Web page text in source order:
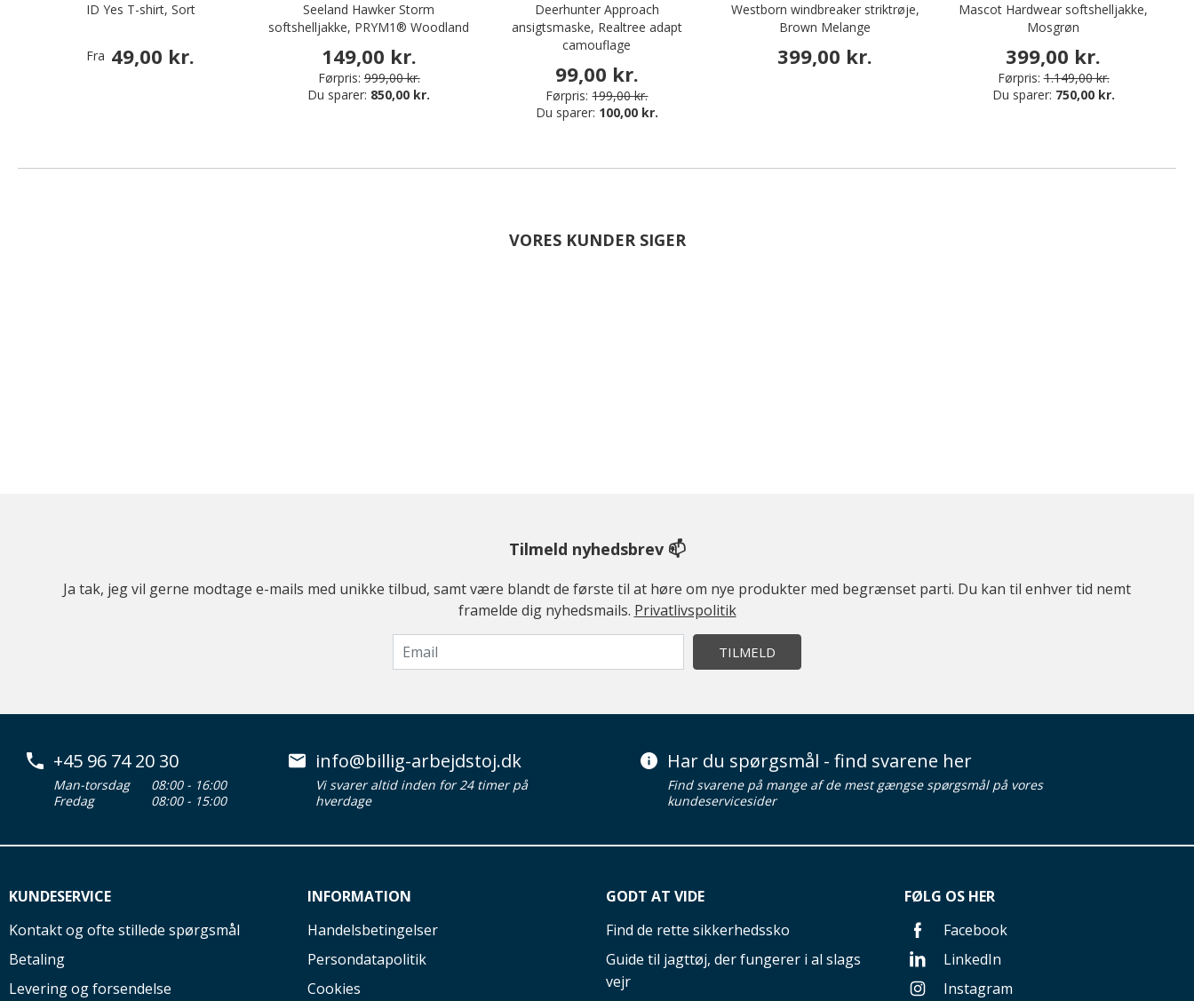
ID Yes T-shirt, Sort
Fra 49,00 kr.
Seeland Hawker Storm
softshelljakke, PRYM1® Woodland
149,00 kr.
Førpris: 999,00 kr.
Du sparer: 850,00 kr.
Deerhunter Approach
ansigtsmaske, Realtree adapt
camouflage
99,00 kr.
Førpris: 199,00 kr.
Du sparer: 100,00 kr.
Westborn windbreaker striktrøje,
Brown Melange
399,00 kr.
Mascot Hardwear softshelljakke,
Mosgrøn
399,00 kr.
Førpris: 1.149,00 kr.
Du sparer: 750,00 kr.
VORES KUNDER SIGER
Tilmeld nyhedsbrev 📫
Ja tak, jeg vil gerne modtage e-mails med unikke tilbud, samt være blandt de første til at høre om nye produkter med begrænset parti. Du kan til enhver tid nemt
framelde dig nyhedsmails. Privatlivspolitik
TILMELD
+45 96 74 20 30
Man-torsdag
08:00 - 16:00
Fredag
08:00 - 15:00
info@billig-arbejdstoj.dk
Vi svarer altid inden for 24 timer på
hverdage
Har du spørgsmål - find svarene her
Find svarene på mange af de mest gængse spørgsmål på vores
kundeservicesider
KUNDESERVICE
Kontakt og ofte stillede spørgsmål
Betaling
Levering og forsendelse
INFORMATION
Handelsbetingelser
Persondatapolitik
Cookies
GODT AT VIDE
Find de rette sikkerhedssko
Guide til jagttøj, der fungerer i al slags
vejr
FØLG OS HER
Facebook
LinkedIn
Instagram